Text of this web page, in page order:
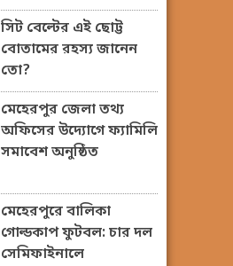
সিট বেল্টের এই ছোট্ট
বোতামের রহস্য জানেন
তো?
মেহেরপুর জেলা তথ্য
অফিসের উদ্যোগে ফ্যামিলি
সমাবেশ অনুষ্ঠিত
মেহেরপুরে বালিকা
গোল্ডকাপ ফুটবল: চার দল
সেমিফাইনালে